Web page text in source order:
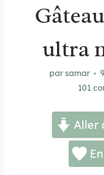
ultra
par samar
101
Aller